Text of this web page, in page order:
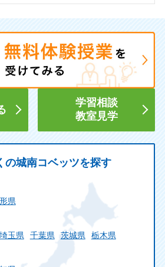
学習相談
教室見学
の城南コベッツを探す
県
埼玉県 千葉県 茨城県
栃木県